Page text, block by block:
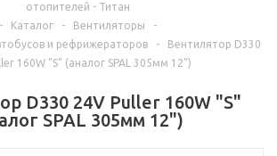
отопителей - Титан
-
Каталог - Вентиляторы
-
и рефрижераторов
-
Вентилятор D330
160W "S" (аналог SPAL 305мм 12")
D330 24V Puller 160W "S"
SPAL 305мм 12")